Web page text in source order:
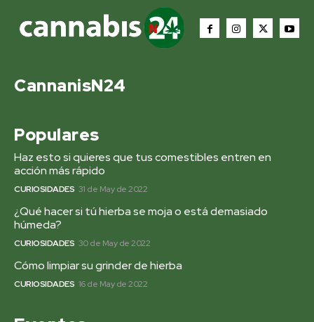
CannanisN24
Populares
Haz esto si quieres que tus comestibles entren en
acción más rápido
CURIOSIDADES 31 de May de 2022
¿Qué hacer si tú hierba se moja o está demasiado
húmeda?
CURIOSIDADES 30 de May de 2022
Cómo limpiar su grinder de hierba
CURIOSIDADES 16 de May de 2022